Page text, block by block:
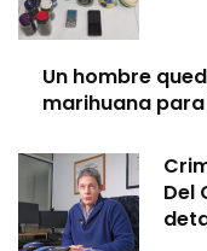
Un hombre
marihuana
Del